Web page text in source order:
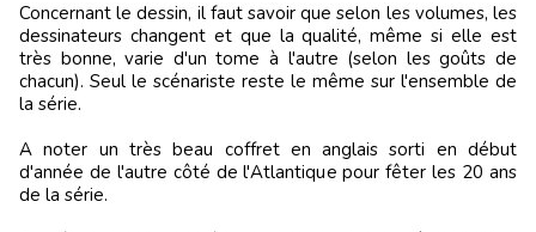
Concernant le dessin, il faut savoir que selon les volumes, les
dessinateurs changent et que la qualité, même si elle est
très bonne, varie d'un tome à l'autre (selon les goûts de
chacun). Seul le scénariste reste le même sur l'ensemble de
la série.
A noter un très beau coffret en anglais sorti en début
d'année de l'autre côté de l'Atlantique pour fêter les 20 ans
de la série.